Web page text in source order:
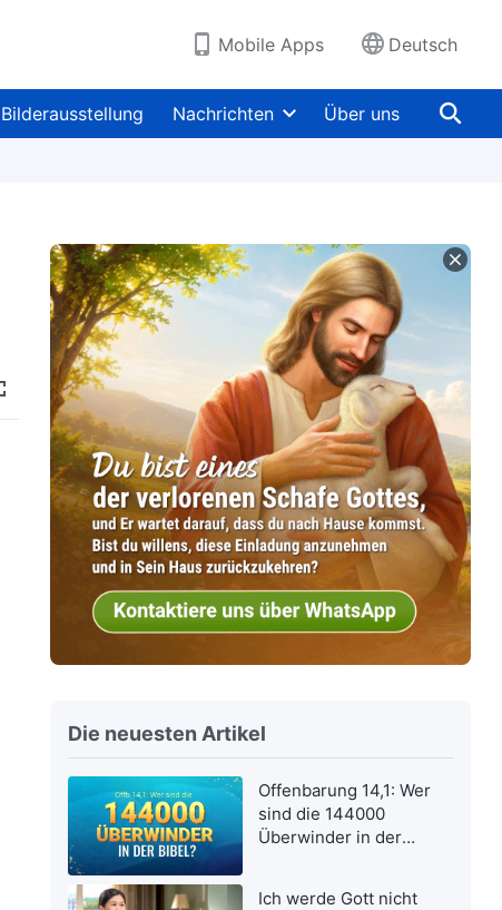
Mobile Apps Deutsch
Bilderausstellung Nachrichten Über uns
Die neuesten Artikel
Offenbarung 14,1: Wer
sind die 144000
Überwinder in der
Ich werde Gott nicht